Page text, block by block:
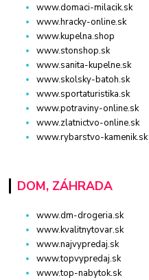
www.domaci-milacik.sk
www.hracky-online.sk
www.kupelna.shop
www.stonshop.sk
www.sanita-kupelne.sk
www.skolsky-batoh.sk
www.sportaturistika.sk
www.potraviny-online.sk
www.zlatnictvo-online.sk
www.rybarstvo-kamenik.sk
DOM, ZÁHRADA
www.dm-drogeria.sk
www.kvalitnytovar.sk
www.najvypredaj.sk
www.topvypredaj.sk
www.top-nabytok.sk